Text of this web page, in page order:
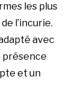
les plus
l’incurie.
avec
présence
et un